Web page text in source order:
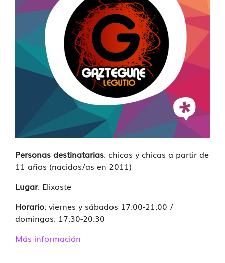
Personas destinatarias: chicos y chicas a partir de
11 años (nacidos/as en 2011)
Lugar: Elixoste
Horario: viernes y sábados 17:00-21:00 /
domingos: 17:30-20:30
Más información